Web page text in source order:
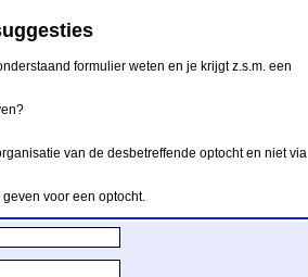
formulier weten en je krijgt z.s.m. een
van de desbetreffende optocht en niet via
voor een optocht.